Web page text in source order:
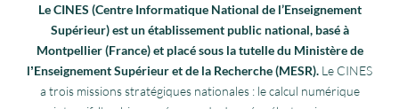
Le CINES (Centre Informatique National de l’Enseignement
Supérieur) est un établissement public national, basé à
Montpellier (France) et placé sous la tutelle du Ministère de
lʼEnseignement Supérieur et de la Recherche (MESR). Le CINES
a trois missions stratégiques nationales : le calcul numérique